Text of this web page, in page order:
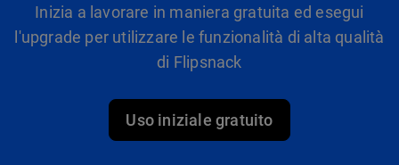
Inizia a lavorare in maniera gratuita ed esegui
l'upgrade per utilizzare le funzionalità di alta qualità
di Flipsnack
Uso iniziale gratuito